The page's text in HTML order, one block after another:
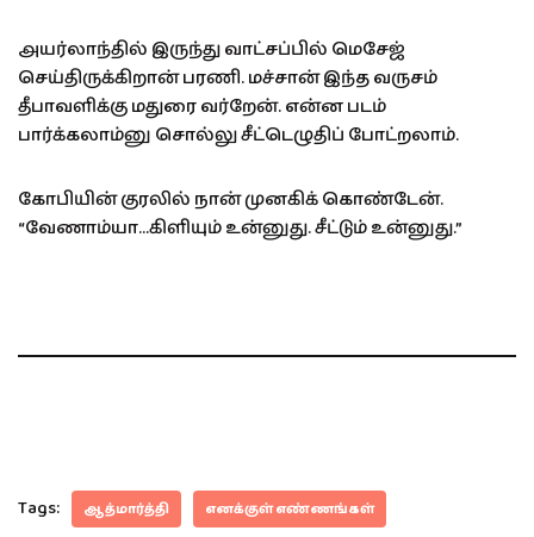
அயர்லாந்தில் இருந்து வாட்சப்பில் மெசேஜ்
செய்திருக்கிறான் பரணி. மச்சான் இந்த வருசம்
தீபாவளிக்கு மதுரை வர்றேன். என்ன படம்
பார்க்கலாம்னு சொல்லு சீட்டெழுதிப் போட்றலாம்.
கோபியின் குரலில் நான் முனகிக் கொண்டேன்.
“வேணாம்யா…கிளியும் உன்னுது. சீட்டும் உன்னுது.”
Tags: ஆத்மார்த்தி எனக்குள் எண்ணங்கள்